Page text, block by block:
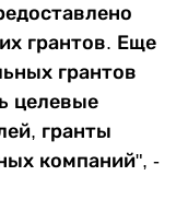
грантов. Еще
грантов
целевые
гранты
компаний", -